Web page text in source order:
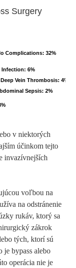
Surgery
Complications: 32%
Infection: 6%
Deep Vein Thrombosis: 4%
Sepsis: 2%
v niektorých
účinkom tejto
invazívnejších
voľbou na
na odstránenie
rukáv, ktorý sa
zákrok
tých, ktorí sú
bypass alebo
operácia nie je